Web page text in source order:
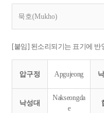
묵호(Mukho)
[붙임] 된소리되기는 표기에 반
압구정 Apgujeong
낙성대
Nakseongda
e